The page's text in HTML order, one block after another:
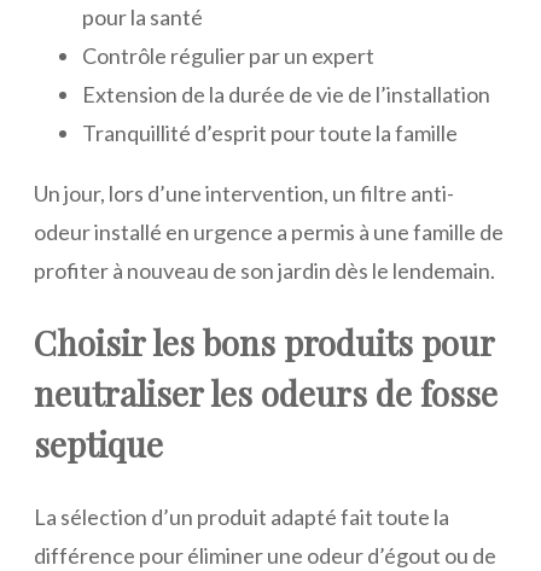
pour la santé
Contrôle régulier par un expert
Extension de la durée de vie de l’installation
Tranquillité d’esprit pour toute la famille
Un jour, lors d’une intervention, un filtre anti-
odeur installé en urgence a permis à une famille de
profiter à nouveau de son jardin dès le lendemain.
Choisir les bons produits pour
neutraliser les odeurs de fosse
septique
La sélection d’un produit adapté fait toute la
différence pour éliminer une odeur d’égout ou de